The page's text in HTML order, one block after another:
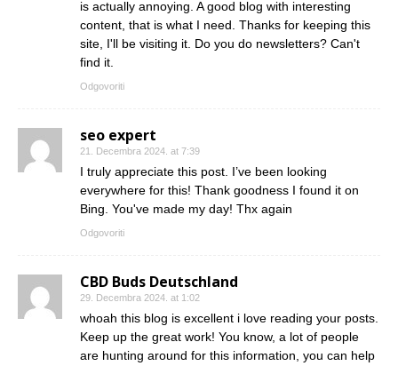
is actually annoying. A good blog with interesting
content, that is what I need. Thanks for keeping this
site, I'll be visiting it. Do you do newsletters? Can't
find it.
Odgovoriti
seo expert
21. Decembra 2024. at 7:39
I truly appreciate this post. I’ve been looking
everywhere for this! Thank goodness I found it on
Bing. You've made my day! Thx again
Odgovoriti
CBD Buds Deutschland
29. Decembra 2024. at 1:02
whoah this blog is excellent i love reading your posts.
Keep up the great work! You know, a lot of people
are hunting around for this information, you can help